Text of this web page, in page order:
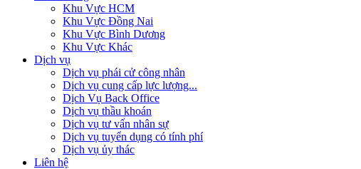
Khu Vực HCM
Khu Vực Đồng Nai
Khu Vực Bình Dương
Khu Vực Khác
Dịch vụ
Dịch vụ phái cử công nhân
Dịch vụ cung cấp lực lượng...
Dịch Vụ Back Office
Dịch vụ thầu khoán
Dịch vụ tư vấn nhân sự
Dịch vụ tuyển dụng có tính phí
Dịch vụ ủy thác
Liên hệ